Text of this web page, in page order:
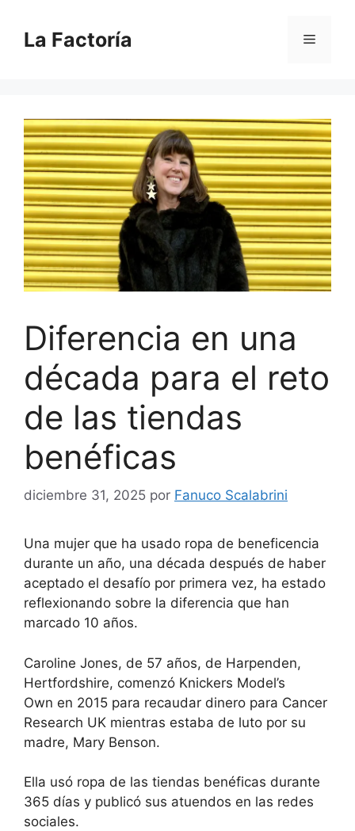
contenido
La Factoría Menú
Diferencia en una
década para el reto
de las tiendas
benéficas
diciembre 31, 2025 por Fanuco Scalabrini
Una mujer que ha usado ropa de beneficencia
durante un año, una década después de haber
aceptado el desafío por primera vez, ha estado
reflexionando sobre la diferencia que han
marcado 10 años.
Caroline Jones, de 57 años, de Harpenden,
Hertfordshire, comenzó Knickers Model’s
Own en 2015 para recaudar dinero para Cancer
Research UK mientras estaba de luto por su
madre, Mary Benson.
Ella usó ropa de las tiendas benéficas durante
365 días y publicó sus atuendos en las redes
sociales.